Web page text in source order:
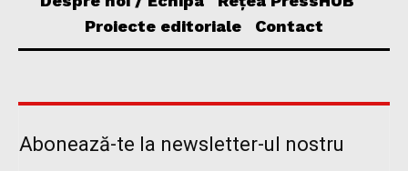
Proiecte editoriale
Contact
Abonează-te la newsletter-ul nostru